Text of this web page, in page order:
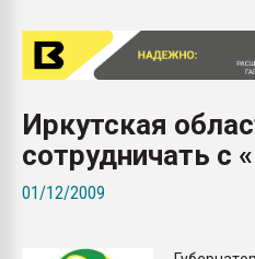
Иркутская
сотрудничать с
01/12/2009